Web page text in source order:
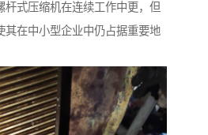
杆式压缩机在连续工作中更，但
其在中小型企业中仍占据重要地